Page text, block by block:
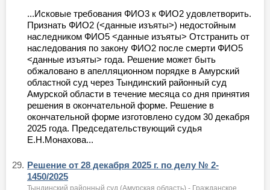
...Исковые требования ФИО3 к ФИО2 удовлетворить.
Признать ФИО2 (<данные изъяты>) недостойным
наследником ФИО5 <данные изъяты> Отстранить от
наследования по закону ФИО2 после смерти ФИО5
<данные изъяты> года. Решение может быть
обжаловано в апелляционном порядке в Амурский
областной суд через Тындинский районный суд
Амурской области в течение месяца со дня принятия
решения в окончательной форме. Решение в
окончательной форме изготовлено судом 30 декабря
2025 года. Председательствующий судья
Е.Н.Монахова...
29. Решение от 28 декабря 2025 г. по делу № 2-
1450/2025
Тындинский районный суд (Амурская область) - Гражданское